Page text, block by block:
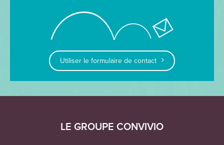
Utiliser le formulaire de contact
LE GROUPE CONVIVIO